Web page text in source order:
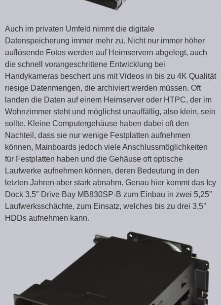
Auch im privaten Umfeld nimmt die digitale
Datenspeicherung immer mehr zu. Nicht nur immer höher
auflösende Fotos werden auf Heimservern abgelegt, auch
die schnell vorangeschrittene Entwicklung bei
Handykameras beschert uns mit Videos in bis zu 4K Qualität
riesige Datenmengen, die archiviert werden müssen. Oft
landen die Daten auf einem Heimserver oder HTPC, der im
Wohnzimmer steht und möglichst unauffällig, also klein, sein
sollte. Kleine Computergehäuse haben dabei oft den
Nachteil, dass sie nur wenige Festplatten aufnehmen
können, Mainboards jedoch viele Anschlussmöglichkeiten
für Festplatten haben und die Gehäuse oft optische
Laufwerke aufnehmen können, deren Bedeutung in den
letzten Jahren aber stark abnahm. Genau hier kommt das Icy
Dock 3,5″ Drive Bay MB830SP-B zum Einbau in zwei 5,25″
Laufwerksschächte, zum Einsatz, welches bis zu drei 3,5″
HDDs aufnehmen kann.